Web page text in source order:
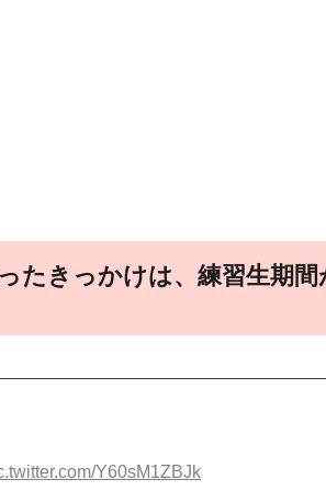
たきっかけは、練習生期間
Y60sM1ZBJk